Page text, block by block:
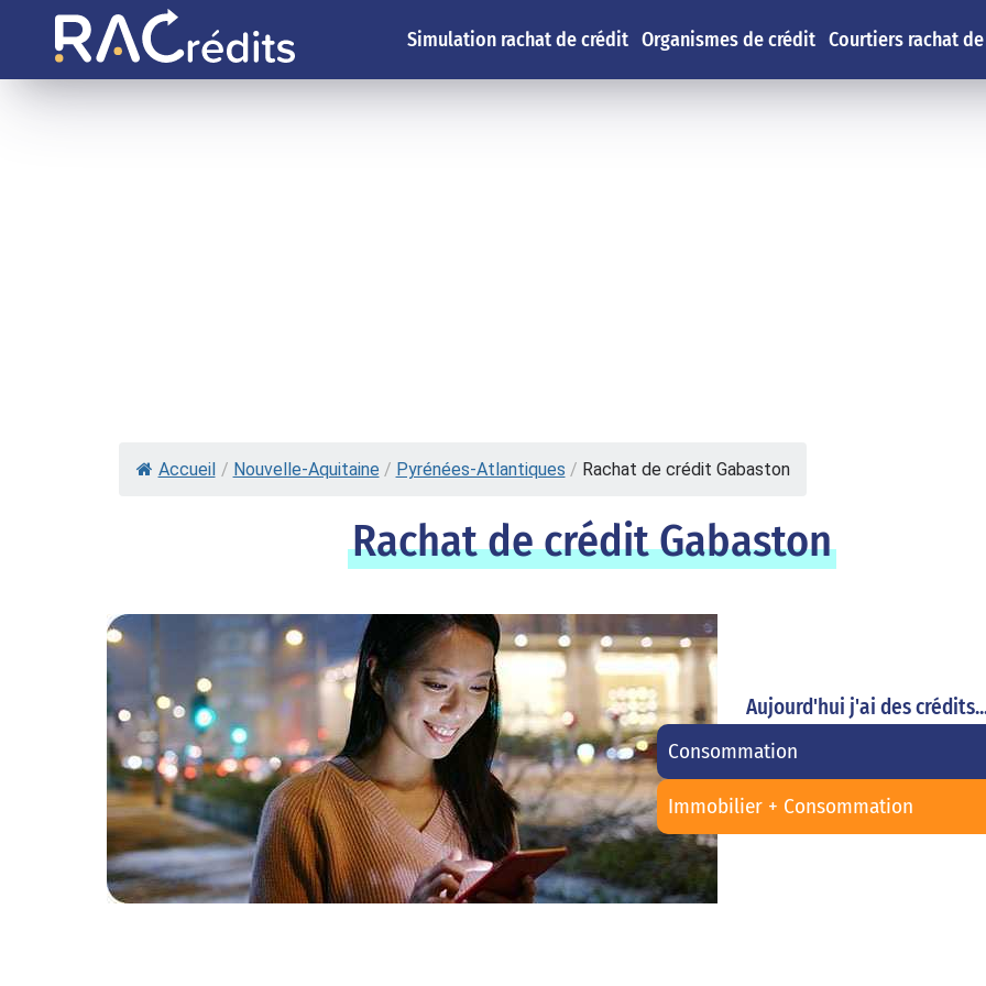
Simulation rachat de crédit Organismes de crédit Courtiers rachat
Accueil / Nouvelle-Aquitaine / Pyrénées-Atlantiques / Rachat de crédit Gabaston
Rachat de crédit Gabaston
Aujourd'hui j'ai des
Consommation
Immobilier + Consommation